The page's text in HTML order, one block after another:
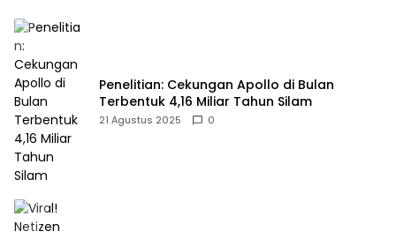
Penelitian: Cekungan Apollo di Bulan
Terbentuk 4,16 Miliar Tahun Silam
21 Agustus 2025 0